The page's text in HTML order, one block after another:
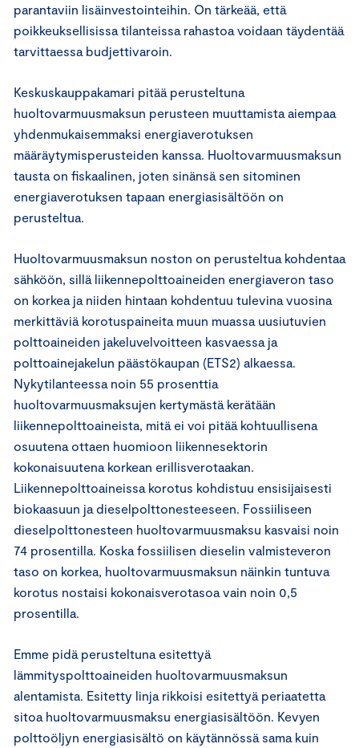
parantaviin lisäinvestointeihin. On tärkeää, että
poikkeuksellisissa tilanteissa rahastoa voidaan täydentää
tarvittaessa budjettivaroin.
Keskuskauppakamari pitää perusteltuna
huoltovarmuusmaksun perusteen muuttamista aiempaa
yhdenmukaisemmaksi energiaverotuksen
määräytymisperusteiden kanssa. Huoltovarmuusmaksun
tausta on fiskaalinen, joten sinänsä sen sitominen
energiaverotuksen tapaan energiasisältöön on
perusteltua.
Huoltovarmuusmaksun noston on perusteltua kohdentaa
sähköön, sillä liikennepolttoaineiden energiaveron taso
on korkea ja niiden hintaan kohdentuu tulevina vuosina
merkittäviä korotuspaineita muun muassa uusiutuvien
polttoaineiden jakeluvelvoitteen kasvaessa ja
polttoainejakelun päästökaupan (ETS2) alkaessa.
Nykytilanteessa noin 55 prosenttia
huoltovarmuusmaksujen kertymästä kerätään
liikennepolttoaineista, mitä ei voi pitää kohtuullisena
osuutena ottaen huomioon liikennesektorin
kokonaisuutena korkean erillisverotaakan.
Liikennepolttoaineissa korotus kohdistuu ensisijaisesti
biokaasuun ja dieselpolttonesteeseen. Fossiiliseen
dieselpolttonesteen huoltovarmuusmaksu kasvaisi noin
74 prosentilla. Koska fossiilisen dieselin valmisteveron
taso on korkea, huoltovarmuusmaksun näinkin tuntuva
korotus nostaisi kokonaisverotasoa vain noin 0,5
prosentilla.
Emme pidä perusteltuna esitettyä
lämmityspolttoaineiden huoltovarmuusmaksun
alentamista. Esitetty linja rikkoisi esitettyä periaatetta
sitoa huoltovarmuusmaksu energiasisältöön. Kevyen
polttoöljyn energiasisältö on käytännössä sama kuin